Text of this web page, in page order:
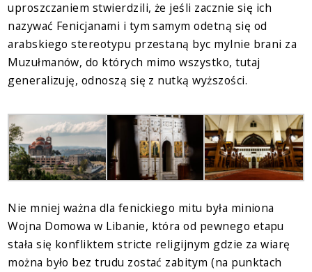
uproszczaniem stwierdzili, że jeśli zacznie się ich
nazywać Fenicjanami i tym samym odetną się od
arabskiego stereotypu przestaną byc mylnie brani za
Muzułmanów, do których mimo wszystko, tutaj
generalizuję, odnoszą się z nutką wyższości.
Nie mniej ważna dla fenickiego mitu była miniona
Wojna Domowa w Libanie, która od pewnego etapu
stała się konfliktem stricte religijnym gdzie za wiarę
można było bez trudu zostać zabitym (na punktach